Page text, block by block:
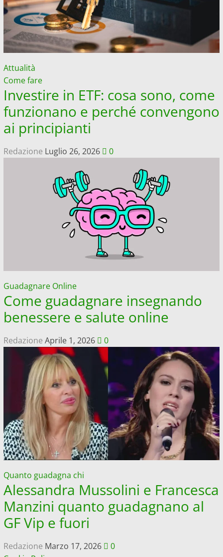
Attualità
Come fare
Investire in ETF: cosa sono, come
funzionano e perché convengono
ai principianti
Redazione Luglio 26, 2026 0
Guadagnare Online
Come guadagnare insegnando
benessere e salute online
Redazione Aprile 1, 2026 0
Quanto guadagna chi
Alessandra Mussolini e Francesca
Manzini quanto guadagnano al
GF Vip e fuori
Redazione Marzo 17, 2026
0